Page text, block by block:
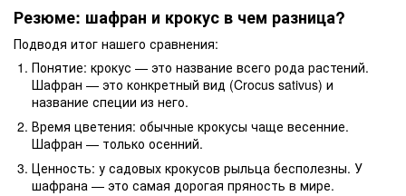
Резюме: шафран и крокус в чем разница?
Подводя итог нашего сравнения:
Понятие: крокус — это название всего рода растений.
Шафран — это конкретный вид (Crocus sativus) и
название специи из него.
Время цветения: обычные крокусы чаще весенние.
Шафран — только осенний.
Ценность: у садовых крокусов рыльца бесполезны. У
шафрана — это самая дорогая пряность в мире.